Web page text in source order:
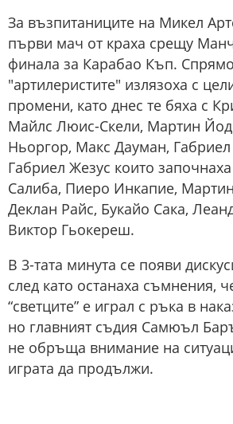
За възпитаниците на Микел
първи мач от краха срещу
финала за Карабао Къп.
"артилеристите" излязоха с
промени, като днес те бяха с
Майлс Люис-Скели, Мартин
Ньоргор, Макс Дауман,
Габриел Жезус които
Салиба, Пиеро Инкапие,
Деклан Райс, Букайо Сака,
Виктор Гьокереш.
В 3-тата минута се появи
след като останаха съмнения,
“светците” е играл с ръка в
но главният съдия Самюъл
не обръща внимание на
играта да продължи.